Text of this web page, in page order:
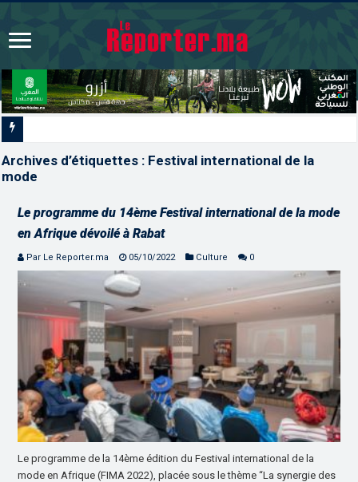
Archives d’étiquettes : Festival international de la
mode
Le programme du 14ème Festival international de la mode
en Afrique dévoilé à Rabat
Par Le Reporter.ma 05/10/2022 Culture 0
Le programme de la 14ème édition du Festival international de la
mode en Afrique (FIMA 2022), placée sous le thème “La synergie des